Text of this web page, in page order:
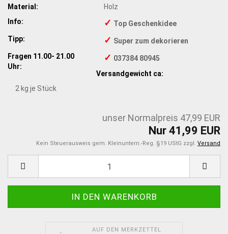
Material:
Holz
Info:
✓ Top Geschenkidee
Tipp:
✓ Super zum dekorieren
Fragen 11.00- 21.00
Uhr:
✓ 037384 80945
Versandgewicht ca:
2 kg je Stück
unser Normalpreis 47,99 EUR
Nur 41,99 EUR
Kein Steuerausweis gem. Kleinuntern.-Reg. §19 UStG zzgl. Versand
AUF DEN MERKZETTEL